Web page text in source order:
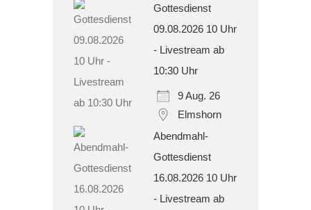
Gottesdienst
09.08.2026 10 Uhr
- Livestream ab
10:30 Uhr
9 Aug. 26
Elmshorn
Abendmahl-
Gottesdienst
16.08.2026 10 Uhr
- Livestream ab